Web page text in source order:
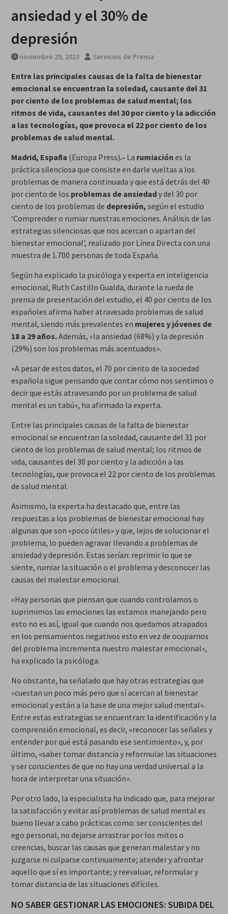
ansiedad y el 30% de
depresión
noviembre 29, 2023 Servicios de Prensa
Entre las principales causas de la falta de bienestar
emocional se encuentran la soledad, causante del 31
por ciento de los problemas de salud mental; los
ritmos de vida, causantes del 30 por ciento y la adicción
a las tecnologías, que provoca el 22 por ciento de los
problemas de salud mental.
Madrid, España (Europa Press).- La rumiación es la
práctica silenciosa que consiste en darle vueltas a los
problemas de manera continuada y que está detrás del 40
por ciento de los problemas de ansiedady del 30 por
ciento de los problemas de depresión, según el estudio
‘Comprender o rumiar nuestras emociones. Análisis de las
estrategias silenciosas que nos acercan o apartan del
bienestar emocional’, realizado por Línea Directa con una
muestra de 1.700 personas de toda España.
Según ha explicado la psicóloga y experta en inteligencia
emocional, Ruth Castillo Gualda, durante la rueda de
prensa de presentación del estudio, el 40 por ciento de los
españoles afirma haber atravesado problemas de salud
mental, siendo más prevalentes en mujeres y jóvenes de
18 a 29 años.Además, «la ansiedad (68%) y la depresión
(29%) son los problemas más acentuados».
«A pesar de estos datos, el 70 por ciento de la sociedad
española sigue pensando que contar cómo nos sentimos o
decir que estás atravesando por un problema de salud
mental es un tabú», ha afirmado la experta.
Entre las principales causas de la falta de bienestar
emocional se encuentran la soledad, causante del 31 por
ciento de los problemas de salud mental; los ritmos de
vida, causantes del 30 por ciento y la adicción a las
tecnologías, que provoca el 22 por ciento de los problemas
de salud mental.
Asimismo, la experta ha destacado que, entre las
respuestas a los problemas de bienestar emocional hay
algunas que son «poco útiles» y que, lejos de solucionar el
problema, lo pueden agravar llevando a problemas de
ansiedad y depresión. Estas serían: reprimir lo que se
siente, rumiar la situación o el problema y desconocer las
causas del malestar emocional.
«Hay personas que piensan que cuando controlamos o
suprimimos las emociones las estamos manejando pero
esto no es así, igual que cuando nos quedamos atrapados
en los pensamientos negativos esto en vez de ocuparnos
del problema incrementa nuestro malestar emocional»,
ha explicado la psicóloga.
No obstante, ha señalado que hay otras estrategias que
«cuestan un poco más pero que sí acercan al bienestar
emocional y están a la base de una mejor salud mental».
Entre estas estrategias se encuentran: la identificación y la
comprensión emocional, es decir, «reconocer las señales y
entender por qué está pasando ese sentimiento», y, por
último, «saber tomar distancia y reformular las situaciones
y ser conscientes de que no hay una verdad universal a la
hora de interpretar una situación».
Por otro lado, la especialista ha indicado que, para mejorar
la satisfacción y evitar así problemas de salud mental es
bueno llevar a cabo prácticas como: ser conscientes del
ego personal, no dejarse arrastrar por los mitos o
creencias, buscar las causas que generan malestar y no
juzgarse ni culparse continuamente; atender y afrontar
aquello que sí es importante; y reevaluar, reformular y
tomar distancia de las situaciones difíciles.
NO SABER GESTIONAR LAS EMOCIONES: SUBIDA DEL